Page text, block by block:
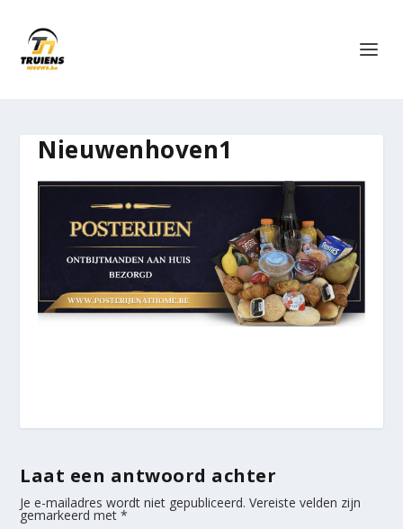
Nieuwenhoven1
Laat een antwoord achter
Je e-mailadres wordt niet gepubliceerd. Vereiste velden zijn
gemarkeerd met*